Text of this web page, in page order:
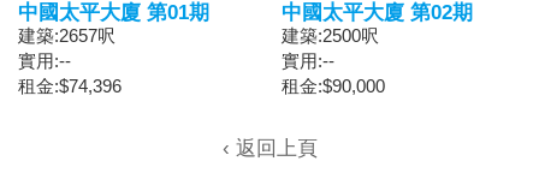
中國太平大廈 第01期
建築:2657呎
實用:--
租金:$74,396
中國太平大廈 第02期
建築:2500呎
實用:--
租金:$90,000
‹ 返回上頁